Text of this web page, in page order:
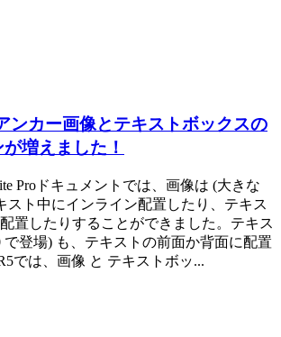
ンカー画像とテキストボックスの
増えました！
Proドキュメントでは、画像は (大きな
スト中にインライン配置したり、テキス
置したりすることができました。テキス
で登場) も、テキストの前面か背面に配置
では、画像 と テキストボッ...